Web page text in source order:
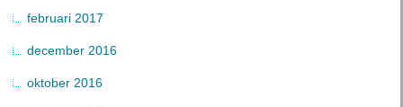
februari 2017
december 2016
oktober 2016